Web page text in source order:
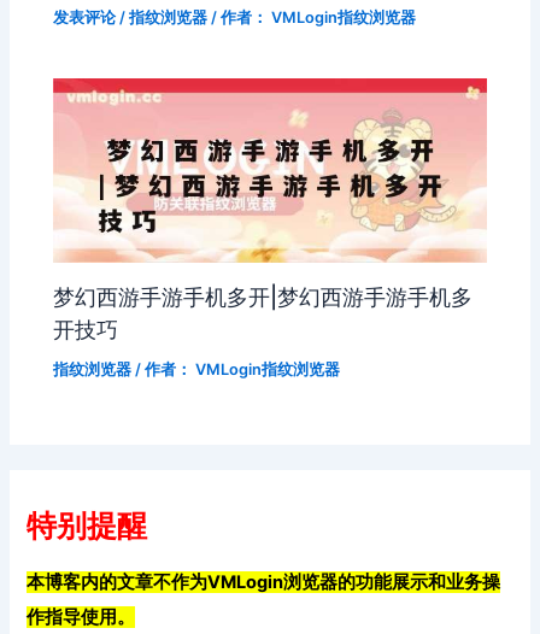
发表评论 /指纹浏览器 / 作者： VMLogin指纹浏览器
梦幻西游手游手机多开|梦幻西游手游手机多
开技巧
指纹浏览器 / 作者： VMLogin指纹浏览器
特别提醒
本博客内的文章不作为VMLogin浏览器的功能展示和业务操
作指导使用。